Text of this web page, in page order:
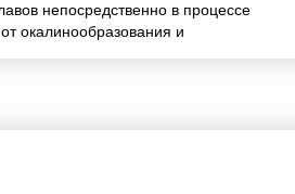
непосредственно в процессе
окалинообразования и